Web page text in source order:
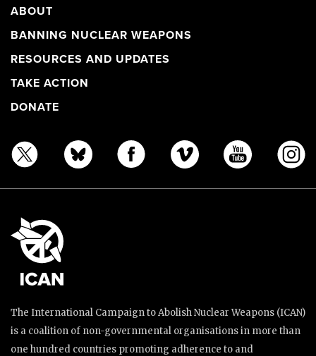
ABOUT
BANNING NUCLEAR WEAPONS
RESOURCES AND UPDATES
TAKE ACTION
DONATE
The International Campaign to Abolish Nuclear Weapons (ICAN)
is a coalition of non-governmental organisations in more than
one hundred countries promoting adherence to and